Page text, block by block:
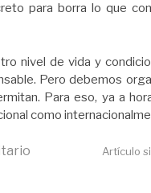
para borra lo que
nivel de vida y
Pero debemos
Para eso, ya a
como
Artículo